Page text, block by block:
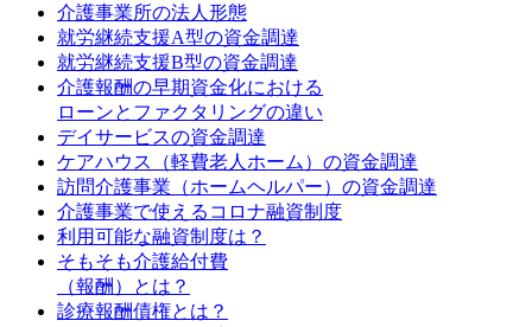
介護事業所の法人形態
就労継続支援A型の資金調達
就労継続支援B型の資金調達
介護報酬の早期資金化における
ローンとファクタリングの違い
デイサービスの資金調達
ケアハウス（軽費老人ホーム）の資金調達
訪問介護事業（ホームヘルパー）の資金調達
介護事業で使えるコロナ融資制度
利用可能な融資制度は？
そもそも介護給付費
（報酬）とは？
診療報酬債権とは？